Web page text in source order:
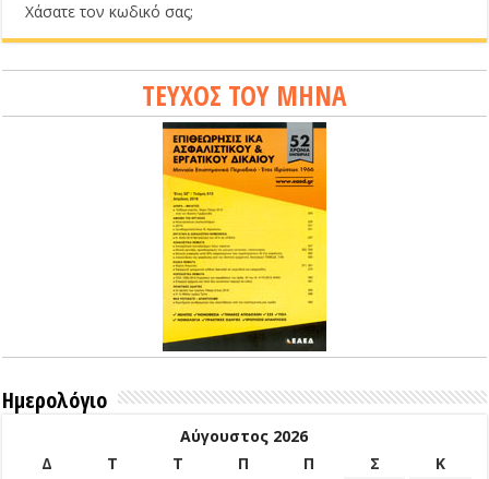
Χάσατε τον κωδικό σας;
ΤΕΥΧΟΣ ΤΟΥ ΜΗΝΑ
Ημερολόγιο
Αύγουστος 2026
Δ
Τ Τ Π Π Σ
Κ